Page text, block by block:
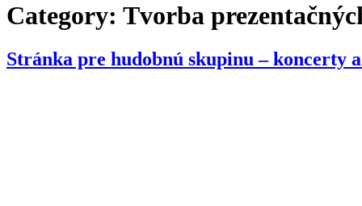
Category: Tvorba
Stránka pre hudobnú skupinu – koncerty